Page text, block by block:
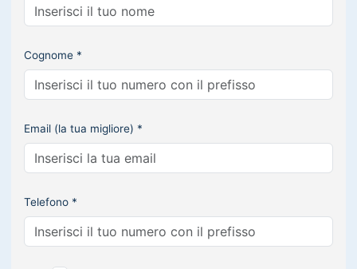
Cognome *
Email (la tua migliore) *
Telefono *